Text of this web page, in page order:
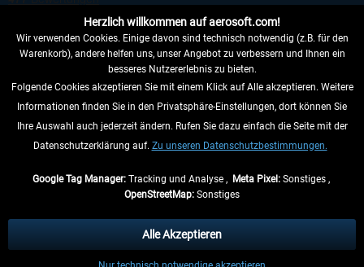
VERTRAG WIDERRUFEN
INFORMATIONEN
anders beschrieben.
** Gilt für Lieferungen innerhalb Deutschlands, Lieferzeiten für andere Länder
Herzlich willkommen auf aerosoft.com!
Wir verwenden Cookies. Einige davon sind technisch notwendig (z.B. für den
Warenkorb), andere helfen uns, unser Angebot zu verbessern und Ihnen ein
besseres Nutzererlebnis zu bieten.
Folgende Cookies akzeptieren Sie mit einem Klick auf Alle akzeptieren. Weitere
Informationen finden Sie in den Privatsphäre-Einstellungen, dort können Sie
Ihre Auswahl auch jederzeit ändern. Rufen Sie dazu einfach die Seite mit der
Datenschutzerklärung auf. Zu unseren Datenschutzbestimmungen.
Google Tag Manager:Tracking und Analyse , Meta Pixel:Sonstiges ,
OpenStreetMap: Sonstiges
Alle Akzeptieren